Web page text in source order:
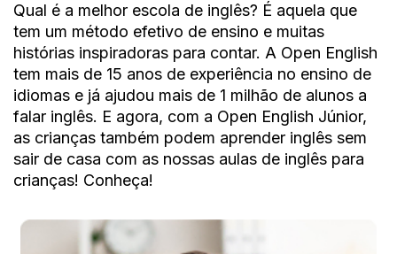
Qual é a melhor escola de inglês? É aquela que
tem um método efetivo de ensino e muitas
histórias inspiradoras para contar. A Open English
tem mais de 15 anos de experiência no ensino de
idiomas e já ajudou mais de 1 milhão de alunos a
falar inglês. E agora, com a Open English Júnior,
as crianças também podem aprender inglês sem
sair de casa com as nossas aulas de inglês para
crianças! Conheça!